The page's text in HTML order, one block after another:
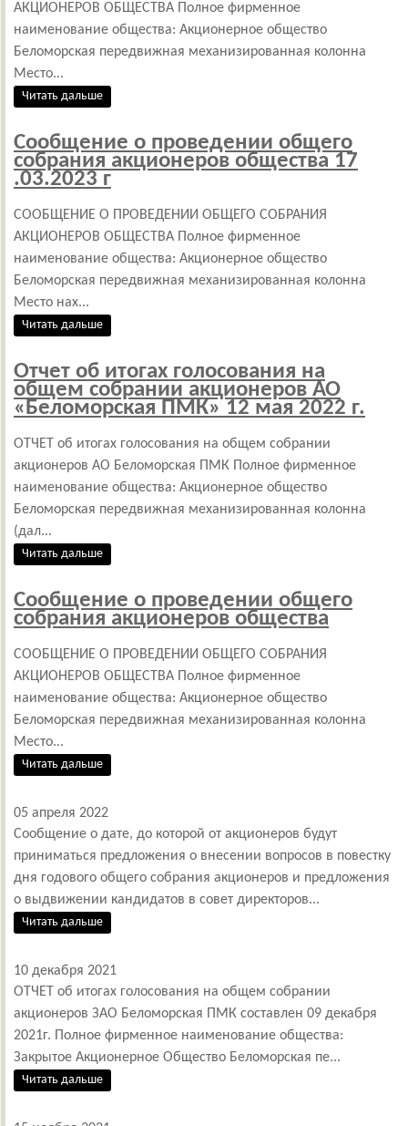
АКЦИОНЕРОВ ОБЩЕСТВА Полное фирменное
наименование общества: Акционерное общество
Беломорская передвижная механизированная колонна
Место...
Читать дальше
Сообщение о проведении общего
собрания акционеров общества 17
.03.2023 г
СООБЩЕНИЕ О ПРОВЕДЕНИИ ОБЩЕГО СОБРАНИЯ
АКЦИОНЕРОВ ОБЩЕСТВА Полное фирменное
наименование общества: Акционерное общество
Беломорская передвижная механизированная колонна
Место нах...
Читать дальше
Отчет об итогах голосования на
общем собрании акционеров АО
«Беломорская ПМК» 12 мая 2022 г.
ОТЧЕТ об итогах голосования на общем собрании
акционеров АО Беломорская ПМК Полное фирменное
наименование общества: Акционерное общество
Беломорская передвижная механизированная колонна
(дал...
Читать дальше
Сообщение о проведении общего
собрания акционеров общества
СООБЩЕНИЕ О ПРОВЕДЕНИИ ОБЩЕГО СОБРАНИЯ
АКЦИОНЕРОВ ОБЩЕСТВА Полное фирменное
наименование общества: Акционерное общество
Беломорская передвижная механизированная колонна
Место...
Читать дальше
05 апреля 2022
Сообщение о дате, до которой от акционеров будут
приниматься предложения о внесении вопросов в повестку
дня годового общего собрания акционеров и предложения
о выдвижении кандидатов в совет директоров...
Читать дальше
10 декабря 2021
ОТЧЕТ об итогах голосования на общем собрании
акционеров ЗАО Беломорская ПМК составлен 09 декабря
2021г. Полное фирменное наименование общества:
Закрытое Акционерное Общество Беломорская пе...
Читать дальше